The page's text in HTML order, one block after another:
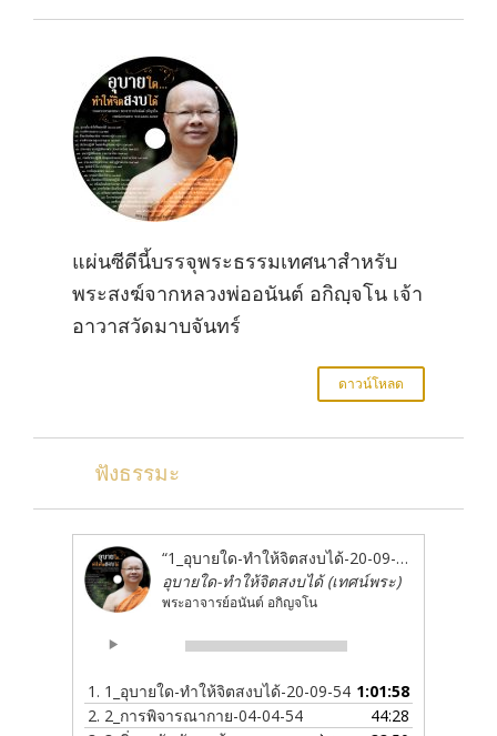
แผ่นซีดีนี้บรรจุพระธรรมเทศนาสำหรับ
พระสงฆ์จากหลวงพ่ออนันต์ อกิญฺจโน เจ้า
อาวาสวัดมาบจันทร์
ดาวน์โหลด
ฟังธรรมะ
“1_อุบายใด-ทำให้จิตสงบได้-20-09-54”
อุบายใด-ทำให้จิตสงบได้ (เทศน์พระ)
พระอาจารย์อนันต์ อกิญจโน
1. 1_อุบายใด-ทำให้จิตสงบได้-20-09-54 1:01:58
2. 2_การพิจารณากาย-04-04-54
44:28